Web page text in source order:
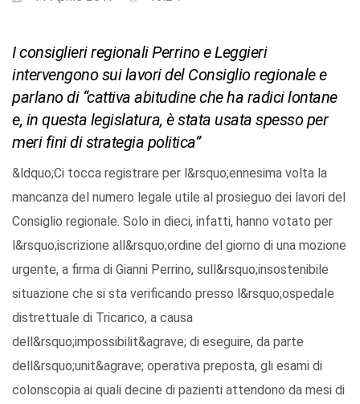
I consiglieri regionali Perrino e Leggieri
intervengono sui lavori del Consiglio regionale e
parlano di “cattiva abitudine che ha radici lontane
e, in questa legislatura, è stata usata spesso per
meri fini di strategia politica”
&ldquo;Ci tocca registrare per l&rsquo;ennesima volta la
mancanza del numero legale utile al prosieguo dei lavori del
Consiglio regionale. Solo in dieci, infatti, hanno votato per
l&rsquo;iscrizione all&rsquo;ordine del giorno di una mozione
urgente, a firma di Gianni Perrino, sull&rsquo;insostenibile
situazione che si sta verificando presso l&rsquo;ospedale
distrettuale di Tricarico, a causa
dell&rsquo;impossibilit&agrave; di eseguire, da parte
dell&rsquo;unit&agrave; operativa preposta, gli esami di
colonscopia ai quali decine di pazienti attendono da mesi di